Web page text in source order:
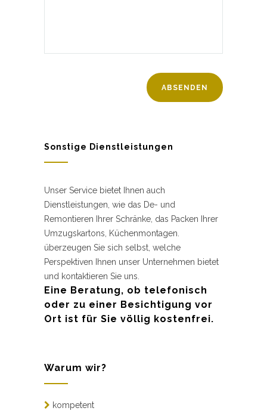
Sonstige Dienstleistungen
Unser Service bietet Ihnen auch
Dienstleistungen, wie das De- und
Remontieren Ihrer Schränke, das Packen Ihrer
Umzugskartons, Küchenmontagen.
überzeugen Sie sich selbst, welche
Perspektiven Ihnen unser Unternehmen bietet
und kontaktieren Sie uns.
Eine Beratung, ob telefonisch
oder zu einer Besichtigung vor
Ort ist für Sie völlig kostenfrei.
Warum wir?
kompetent